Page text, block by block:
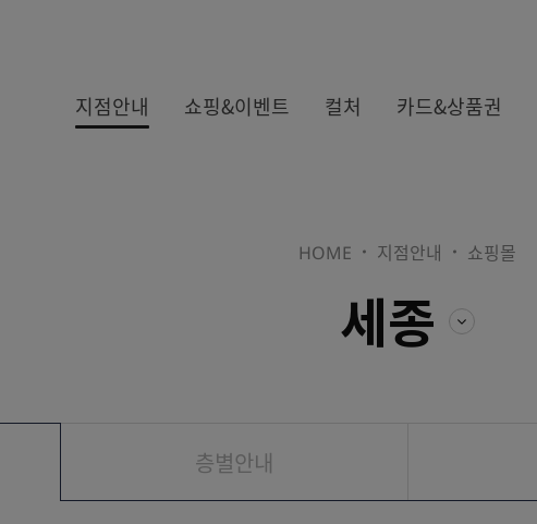
지점안내 쇼핑&이벤트 컬처 카드&상품권
HOME 지점안내 쇼핑몰
세종 more
층별안내